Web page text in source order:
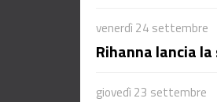
venerdì 24 settembre
Rihanna lancia la
giovedì 23 settembre